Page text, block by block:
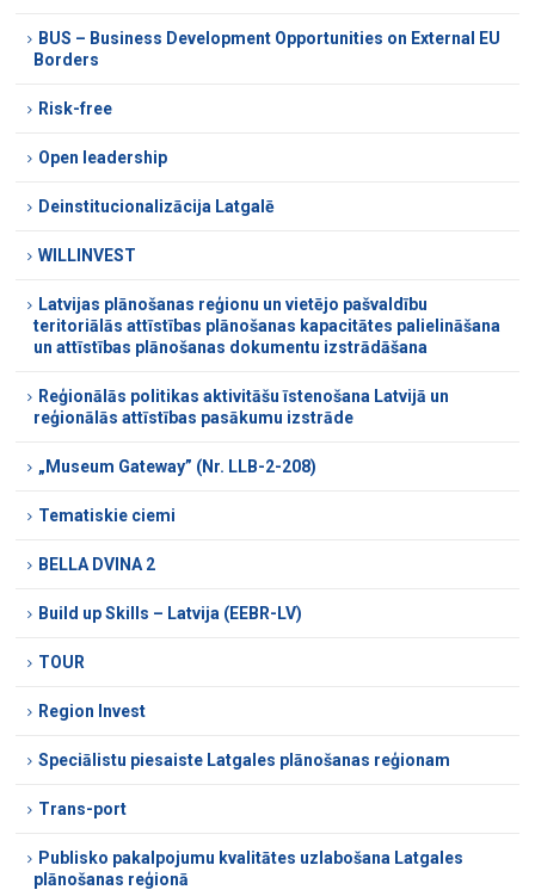
BUS – Business Development Opportunities on External EU
Borders
Risk-free
Open leadership
Deinstitucionalizācija Latgalē
WILLINVEST
Latvijas plānošanas reģionu un vietējo pašvaldību
teritoriālās attīstības plānošanas kapacitātes palielināšana
un attīstības plānošanas dokumentu izstrādāšana
Reģionālās politikas aktivitāšu īstenošana Latvijā un
reģionālās attīstības pasākumu izstrāde
„Museum Gateway” (Nr. LLB-2-208)
Tematiskie ciemi
BELLA DVINA 2
Build up Skills – Latvija (EEBR-LV)
TOUR
Region Invest
Speciālistu piesaiste Latgales plānošanas reģionam
Trans-port
Publisko pakalpojumu kvalitātes uzlabošana Latgales
plānošanas reģionā